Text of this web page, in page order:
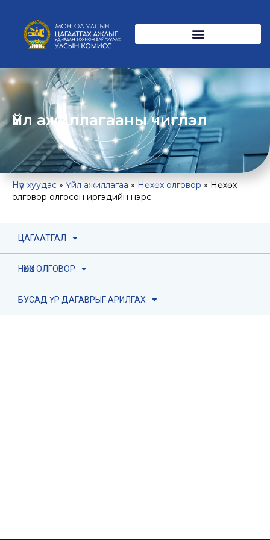
Үйл ажиллагааны чиглэл
Нүүр хуудас » Үйл ажиллагаа » Нөхөх олговор » Нөхөх
олговор олгосон иргэдийн нэрс
ЦАГААТГАЛ
НӨХӨХ ОЛГОВОР
БУСАД ҮР ДАГАВРЫГ АРИЛГАХ